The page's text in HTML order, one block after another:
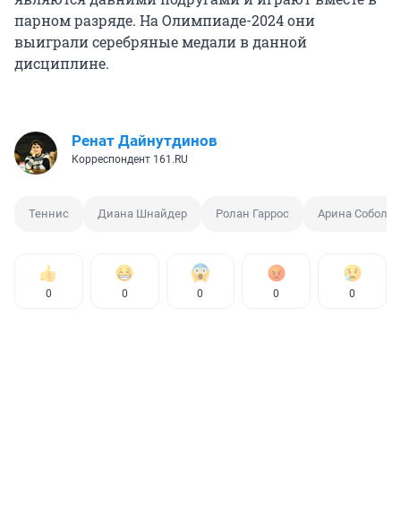
парном разряде. На Олимпиаде-2024 они
выиграли серебряные медали в данной
дисциплине.
Ренат Дайнутдинов
Корреспондент 161.RU
Теннис Диана Шнайдер Ролан Гаррос Арина
0 0 0 0 0